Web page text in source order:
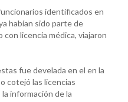
identificados en
habían sido parte de
licencia médica, viajaron
fue develada en el en la
cotejó las licencias
información de la